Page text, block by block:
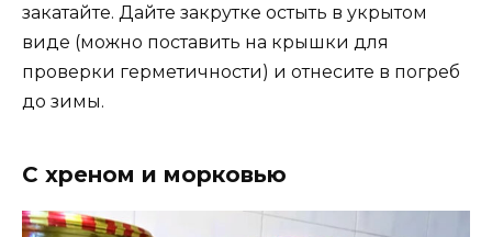
закатайте. Дайте закрутке остыть в укрытом
виде (можно поставить на крышки для
проверки герметичности) и отнесите в погреб
до зимы.
С хреном и морковью